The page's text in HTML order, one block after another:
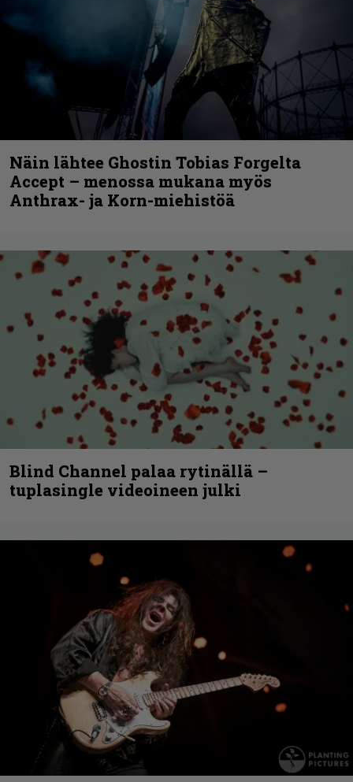
Näin lähtee Ghostin Tobias Forgelta
Accept – menossa mukana myös
Anthrax- ja Korn-miehistöä
Blind Channel palaa rytinällä –
tuplasingle videoineen julki